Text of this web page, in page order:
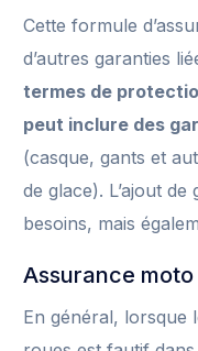
Cette formule
d’autres garanties
termes de
peut inclure des
(casque, gants et
de glace). L’ajout
besoins, mais
Assurance
En général, lorsque